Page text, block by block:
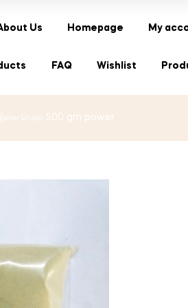
Us Homepage My
FAQ Wishlist
பொடி 500 gm power